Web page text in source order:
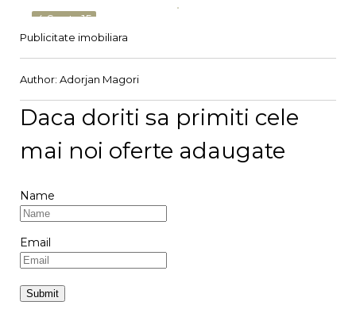
4 Sept., 15
Publicitate imobiliara
Author: Adorjan Magori
Daca doriti sa primiti cele
mai noi oferte adaugate
Name
Email